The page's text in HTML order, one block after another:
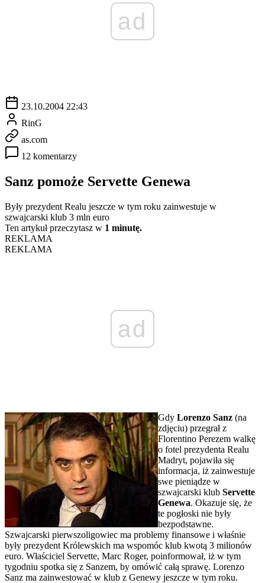
ad
23.10.2004 22:43
RinG
as.com
12 komentarzy
Sanz pomoże Servette Genewa
Były prezydent Realu jeszcze w tym roku zainwestuje w
szwajcarski klub 3 mln euro
Ten artykuł przeczytasz w 1 minutę.
REKLAMA
REKLAMA
ad
Gdy Lorenzo Sanz (na
zdjęciu) przegrał z
Florentino Perezem walkę
o fotel prezydenta Realu
Madryt, pojawiła się
informacja, iż zainwestuje
swe pieniądze w
szwajcarski klub Servette
Genewa. Okazuje się, że
te pogłoski nie były
bezpodstawne.
Szwajcarski pierwszoligowiec ma problemy finansowe i właśnie
były prezydent Królewskich ma wspomóc klub kwotą 3 milionów
euro. Właściciel Servette, Marc Roger, poinformował, iż w tym
tygodniu spotka się z Sanzem, by omówić całą sprawę. Lorenzo
Sanz ma zainwestować w klub z Genewy jeszcze w tym roku.